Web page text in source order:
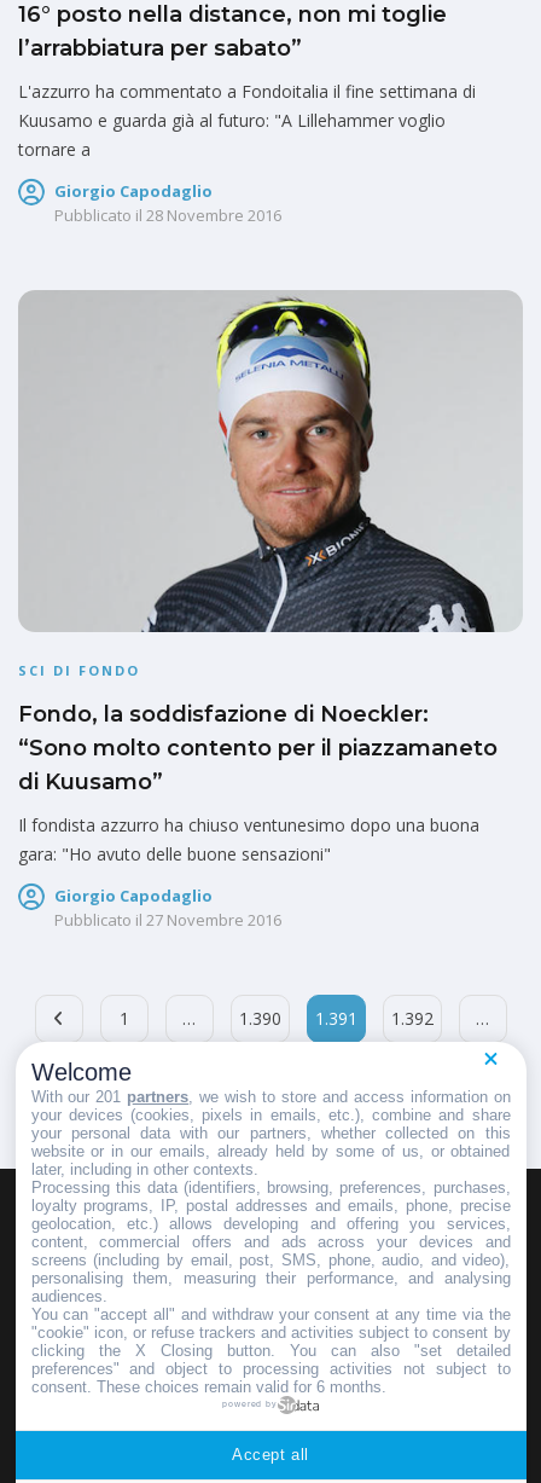
16° posto nella distance, non mi toglie
l’arrabbiatura per sabato”
L'azzurro ha commentato a Fondoitalia il fine settimana di
Kuusamo e guarda già al futuro: "A Lillehammer voglio
tornare a
Giorgio Capodaglio
Pubblicato il 28 Novembre 2016
SCI DI FONDO
Fondo, la soddisfazione di Noeckler:
“Sono molto contento per il piazzamaneto
di Kuusamo”
Il fondista azzurro ha chiuso ventunesimo dopo una buona
gara: "Ho avuto delle buone sensazioni"
Giorgio Capodaglio
Pubblicato il 27 Novembre 2016
1 … 1.390 1.391 1.392 …
HOMEPAGEREDAZIONEINVIA UN COMUNICATO STAMPA
PUBBLICITÀSCRIVI AL DIRETTORE
Copyright © 2016 - 2025 ASD Fondo Italia - Partita Iva: IT 03855110049
Welcome
With our 201 partners , we wish to store and access information on
your devices (cookies, pixels in emails, etc.), combine and share
your personal data with our partners, whether collected on this
website or in our emails, already held by some of us, or obtained
later, including in other contexts.
Processing this data (identifiers, browsing, preferences, purchases,
loyalty programs, IP, postal addresses and emails, phone, precise
geolocation, etc.) allows developing and offering you services,
content, commercial offers and ads across your devices and
screens (including by email, post, SMS, phone, audio, and video),
personalising them, measuring their performance, and analysing
audiences.
You can "accept all" and withdraw your consent at any time via the
"cookie" icon, or refuse trackers and activities subject to consent by
clicking the X Closing button. You can also "set detailed
preferences" and object to processing activities not subject to
consent. These choices remain valid for 6 months.
powered by
Accept all